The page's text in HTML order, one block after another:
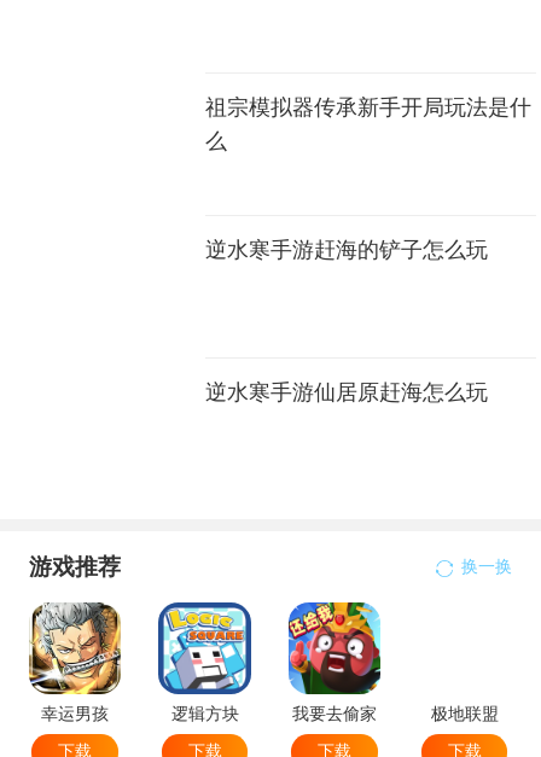
祖宗模拟器传承新手开局玩法是什
么
逆水寒手游赶海的铲子怎么玩
逆水寒手游仙居原赶海怎么玩
游戏推荐 换一换
幸运男孩
下载
逻辑方块
下载
我要去偷家
下载
极地联盟
下载